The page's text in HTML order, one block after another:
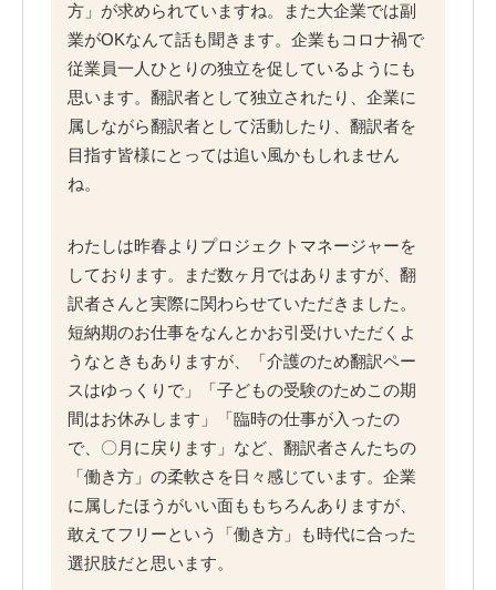
方」が求められていますね。また大企業では副
業がOKなんて話も聞きます。企業もコロナ禍で
従業員一人ひとりの独立を促しているようにも
思います。翻訳者として独立されたり、企業に
属しながら翻訳者として活動したり、翻訳者を
目指す皆様にとっては追い風かもしれません
ね。
わたしは昨春よりプロジェクトマネージャーを
しております。まだ数ヶ月ではありますが、翻
訳者さんと実際に関わらせていただきました。
短納期のお仕事をなんとかお引受けいただくよ
うなときもありますが、「介護のため翻訳ペー
スはゆっくりで」「子どもの受験のためこの期
間はお休みします」「臨時の仕事が入ったの
で、〇月に戻ります」など、翻訳者さんたちの
「働き方」の柔軟さを日々感じています。企業
に属したほうがいい面ももちろんありますが、
敢えてフリーという「働き方」も時代に合った
選択肢だと思います。